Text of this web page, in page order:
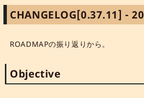
CHANGELOG[0.37.11] -
ROADMAPの振り返りから。
Objective